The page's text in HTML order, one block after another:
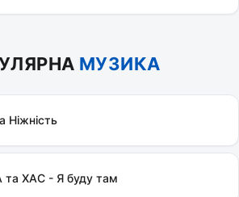
МУЗИКА
Ніжність
та ХАС - Я буду там